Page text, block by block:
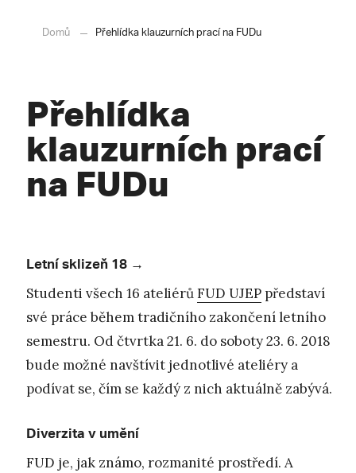
Domů Přehlídka klauzurních prací na FUDu
Přehlídka
klauzurních prací
na FUDu
Letní sklizeň 18 →
Studenti všech 16 ateliérůFUD UJEP představí
své práce během tradičního zakončení letního
semestru. Od čtvrtka 21. 6. do soboty 23. 6. 2018
bude možné navštívit jednotlivé ateliéry a
podívat se, čím se každý z nich aktuálně zabývá.
Diverzita v umění
FUD je, jak známo, rozmanité prostředí. A